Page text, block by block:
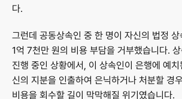
다.
그런데 공동상속인 중 한 명이 자신의 법정
1억 7천만 원의 비용 부담을 거부했습니다.
진행 중인 상황에서, 이 상속인이 은행에 예
신의 지분을 인출하여 은닉하거나 처분할 경
비용을 회수할 길이 막막해질 위기였습니다.